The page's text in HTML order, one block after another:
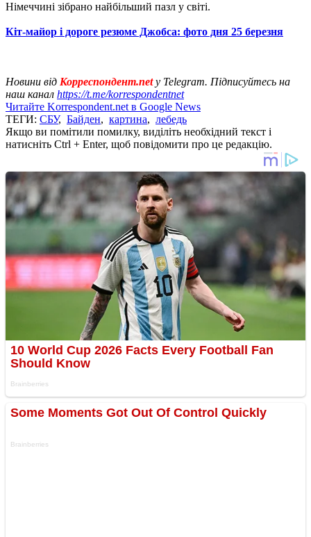
Німеччині зібрано найбільший пазл у світі.
Кіт-майор і дороге резюме Джобса: фото дня 25 березня
Новини від Корреспондент.netу Telegram. Підписуйтесь на
наш канал https://t.me/korrespondentnet
Читайте Korrespondent.net в Google News
ТЕГИ: СБУ, Байден, картина, лебедь
Якщо ви помітили помилку, виділіть необхідний текст і
натисніть Ctrl + Enter, щоб повідомити про це редакцію.